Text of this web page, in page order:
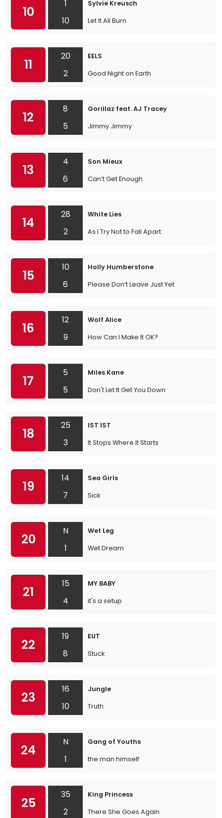
10
1
10
Sylvie Kreusch
Let It All Burn
11
20
2
EELS
Good Night on Earth
12
8
5
Gorillaz feat. AJ Tracey
Jimmy Jimmy
13
4
6
Son Mieux
Can’t Get Enough
14
28
2
White Lies
As I Try Not to Fall Apart
15
10
6
Holly Humberstone
Please Don’t Leave Just Yet
16
12
9
Wolf Alice
How Can I Make It OK?
17
5
5
Miles Kane
Don't Let It Get You Down
18
25
3
IST IST
It Stops Where It Starts
19
14
7
Sea Girls
Sick
20
N
1
Wet Leg
Wet Dream
21
15
4
MY BABY
it's a setup
22
19
8
EUT
Stuck
23
16
10
Jungle
Truth
24
N
1
Gang of Youths
the man himself
25
35
2
King Princess
There She Goes Again